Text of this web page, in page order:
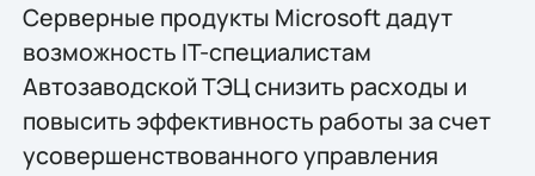
Серверные продукты Microsoft дадут
возможность IT-специалистам
Автозаводской ТЭЦ снизить расходы и
повысить эффективность работы за счет
усовершенствованного управления